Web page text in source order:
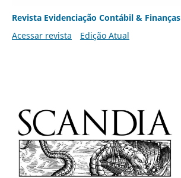
Revista Evidenciação Contábil & Finanças
Acessar revista
Edição Atual